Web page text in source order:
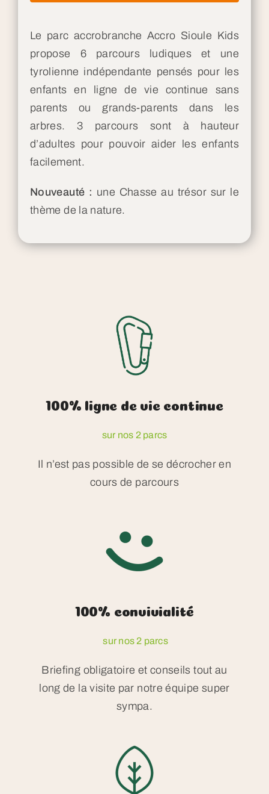
Le parc accrobranche Accro Sioule Kids
propose 6 parcours ludiques et une
tyrolienne indépendante pensés pour les
enfants en ligne de vie continue sans
parents ou grands-parents dans les
arbres. 3 parcours sont à hauteur
d’adultes pour pouvoir aider les enfants
facilement.
Nouveauté : une Chasse au trésor sur le
thème de la nature.
100% ligne de vie continue
sur nos 2 parcs
Il n’est pas possible de se décrocher en
cours de parcours
100% convivialité
sur nos 2 parcs
Briefing obligatoire et conseils tout au
long de la visite par notre équipe super
sympa.